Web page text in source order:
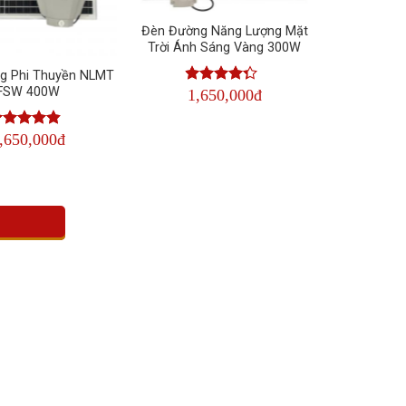
năng lượng đó thành nguồn điện. Sau đó, lưu trữ
Phi Thuyền NLMT
400W
xếp
Đèn Đường Năng Lượng Mặt
Trời Ánh Sáng Vàng 300W
Được xếp
1,650,000đ